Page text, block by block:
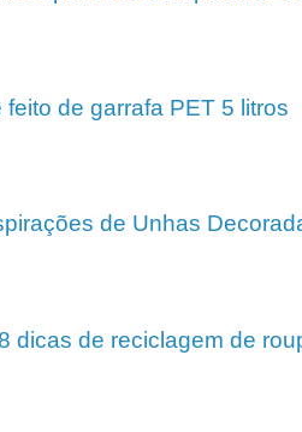
feito de garrafa PET 5 litros
de Unhas
dicas de reciclagem de